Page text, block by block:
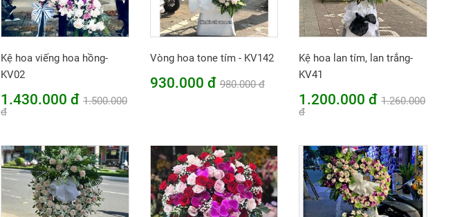
Kệ hoa viếng hoa hồng-
KV02
1.430.000 đ 1.500.000
đ
Vòng hoa tone tím - KV142
930.000 đ 980.000 đ
Kệ hoa lan tím, lan trắng-
KV41
1.200.000 đ 1.260.000
đ